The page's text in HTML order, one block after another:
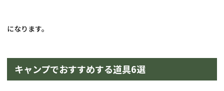
になります。
キャンプでおすすめする道具6選